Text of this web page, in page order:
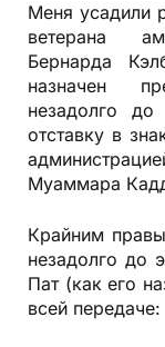
Меня усадили
ветерана
Бернарда
назначен
незадолго
отставку в
Муаммара
Крайним
незадолго до
Пат (как его
всей передаче: